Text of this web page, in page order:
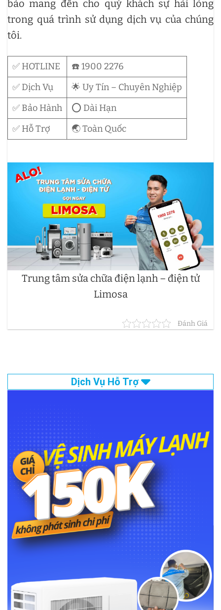
bảo mang đến cho quý khách sự hài lòng
trong quá trình sử dụng dịch vụ của chúng
tôi.
✅ HOTLINE
☎️ 1900 2276
✅ Dịch Vụ
🌟 Uy Tín – Chuyên Nghiệp
✅ Bảo Hành
⭕ Dài Hạn
✅ Hỗ Trợ
🌏 Toàn Quốc
Trung tâm sửa chữa điện lạnh – điện tử
Limosa
Đánh Giá
Dịch Vụ Hỗ Trợ